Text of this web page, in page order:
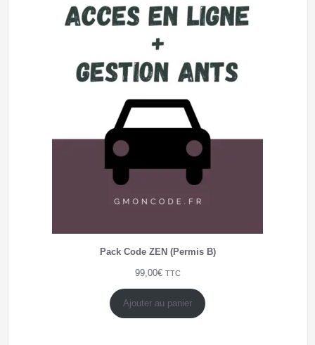
Pack Code ZEN (Permis B)
99,00€ TTC
Ajouter au panier